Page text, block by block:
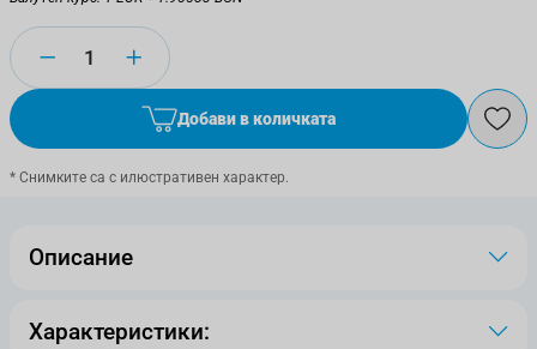
Количество
Добави в количката
* Снимките са с илюстративен характер.
Описание
Характеристики: